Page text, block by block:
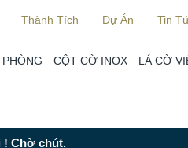
Thành Tích Dự Án Tin
CỘT CỜ INOX LÁ CỜ
! Chờ chút.